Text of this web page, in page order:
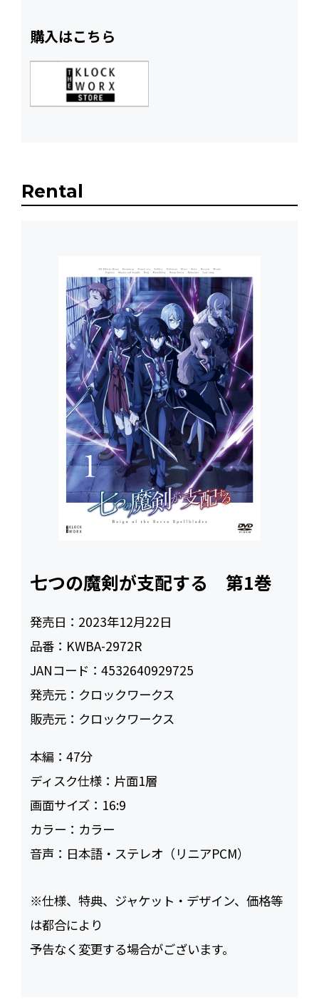
購入はこちら
Rental
七つの魔剣が支配する 第1巻
発売日： 2023年12月22日
品番： KWBA-2972R
JANコード：4532640929725
発売元： クロックワークス
販売元： クロックワークス
本編：47
ディスク仕様： 片面1層
画面サイズ： 16:9
カラー： カラー
音声： 日本語・ステレオ（リニアPCM）
※仕様、特典、ジャケット・デザイン、価格等
は都合により
予告なく変更する場合がございます。